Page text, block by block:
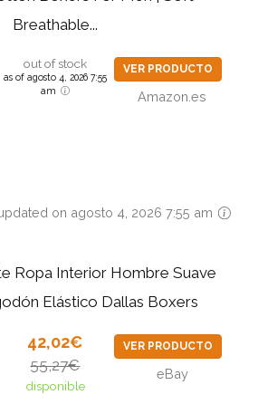
Breathable...
out of stock
as of agosto 4, 2026 7:55
am
VER PRODUCTO
Amazon.es
on agosto 4, 2026 7:55 am
Ropa Interior Hombre Suave
Elástico Dallas Boxers
42,02€
55,27€
disponible
VER PRODUCTO
eBay